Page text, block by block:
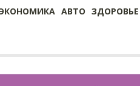
АВТО ЗДОРОВЬЕ